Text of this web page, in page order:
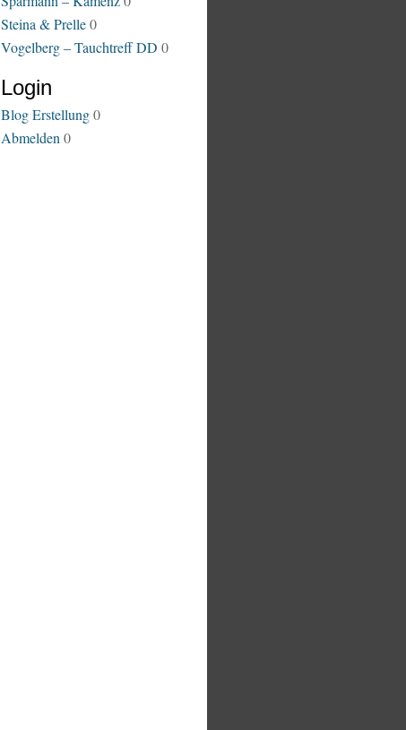
Steina & Prelle0
Vogelberg – Tauchtreff DD 0
Login
Blog Erstellung0
Abmelden 0